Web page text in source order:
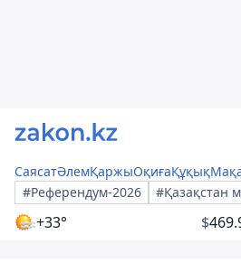
СаясатӘлемҚаржыОқиғаҚұқық
#Референдум-2026
#Қазақстан
+33° $